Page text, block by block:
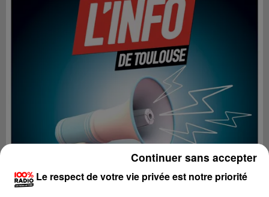
Le respect de votre vie privée est notre priorité
Continuer sans accepter